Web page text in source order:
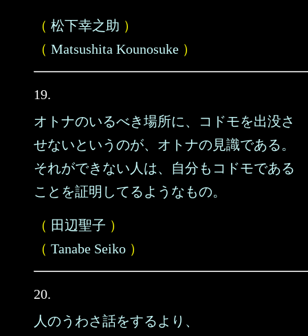
（ 松下幸之助 ）
（ Matsushita Kounosuke ）
19.
オトナのいるべき場所に、コドモを出没さ
せないというのが、オトナの見識である。
それができない人は、自分もコドモである
ことを証明してるようなもの。
（ 田辺聖子 ）
（ Tanabe Seiko ）
20.
人のうわさ話をするより、